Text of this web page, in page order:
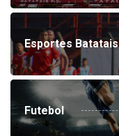
Esportes Batatais
Futebol